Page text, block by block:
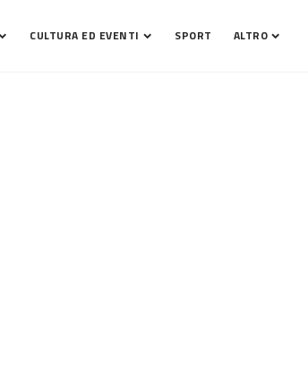
CULTURA ED EVENTI SPORT ALTRO